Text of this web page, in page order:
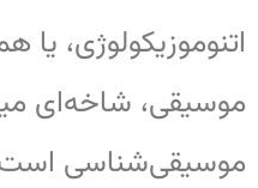
اتنوموزیکولوژی،
موسیقی، شاخه‌ای
موسیقی‌شناسی